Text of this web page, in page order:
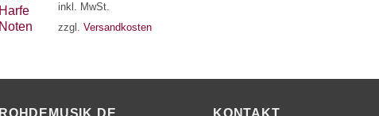
inkl. MwSt.
zzgl. Versandkosten
ROHDEMUSIK.DE KONTAKT